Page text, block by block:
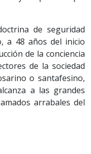
de seguridad
a 48 años del inicio
de la conciencia
de la sociedad
o santafesino,
a las grandes
arrabales del